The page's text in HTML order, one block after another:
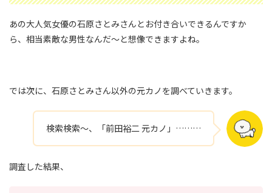
あの大人気女優の石原さとみさんとお付き合いできるんですか
ら、相当素敵な男性なんだ～と想像できますよね。
では次に、石原さとみさん以外の元カノを調べていきます。
検索検索～、「前田裕二 元カノ」………
調査した結果、